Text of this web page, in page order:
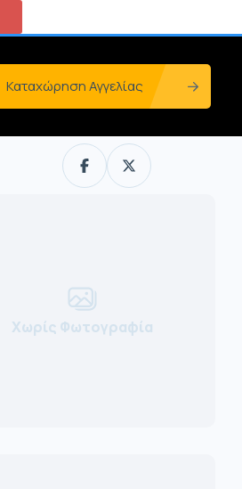
Καταχώρηση Αγγελίας
Χωρίς Φωτογραφία